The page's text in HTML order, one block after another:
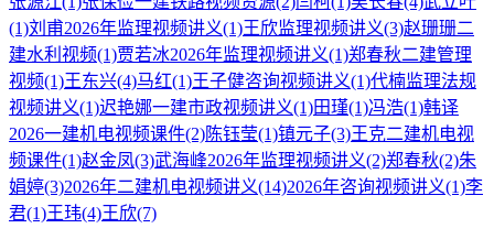
(1)刘甫2026年监理视频讲义(1)王欣监理视频讲义(3)赵珊珊二
建水利视频(1)贾若冰2026年监理视频讲义(1)郑春秋二建管理
视频(1)王东兴(4)马红(1)王子健咨询视频讲义(1)代楠监理法规
视频讲义(1)迟艳娜一建市政视频讲义(1)田瑾(1)冯浩(1)韩译
2026一建机电视频课件(2)陈钰莹(1)镇元子(3)王克二建机电视
频课件(1)赵金凤(3)武海峰2026年监理视频讲义(2)郑春秋(2)朱
娟婷(3)2026年二建机电视频讲义(14)2026年咨询视频讲义(1)李
君(1)王玮(4)王欣(7)